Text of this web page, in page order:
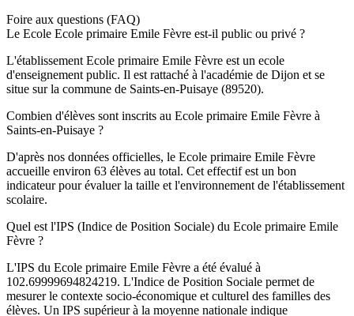
Foire aux questions (FAQ)
Le Ecole Ecole primaire Emile Fèvre est-il public ou privé ?
L'établissement Ecole primaire Emile Fèvre est un ecole
d'enseignement public. Il est rattaché à l'académie de Dijon et se
situe sur la commune de Saints-en-Puisaye (89520).
Combien d'élèves sont inscrits au Ecole primaire Emile Fèvre à
Saints-en-Puisaye ?
D'après nos données officielles, le Ecole primaire Emile Fèvre
accueille environ 63 élèves au total. Cet effectif est un bon
indicateur pour évaluer la taille et l'environnement de l'établissement
scolaire.
Quel est l'IPS (Indice de Position Sociale) du Ecole primaire Emile
Fèvre ?
L'IPS du Ecole primaire Emile Fèvre a été évalué à
102.69999694824219. L'Indice de Position Sociale permet de
mesurer le contexte socio-économique et culturel des familles des
élèves. Un IPS supérieur à la moyenne nationale indique